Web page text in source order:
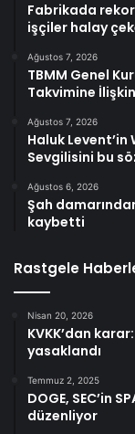
Fabrikada rekor
işçiler halay
Ağustos 7, 2026
TBMM Genel
Takvimine
Ağustos 7, 2026
Haluk
Sevgilisini bu
Ağustos 6, 2026
Şah
kaybetti
Rastgele
Nisan 20, 2026
KVKK’dan
yasaklandı
Temmuz 2, 2025
DOGE, SEC’in
düzenliyor